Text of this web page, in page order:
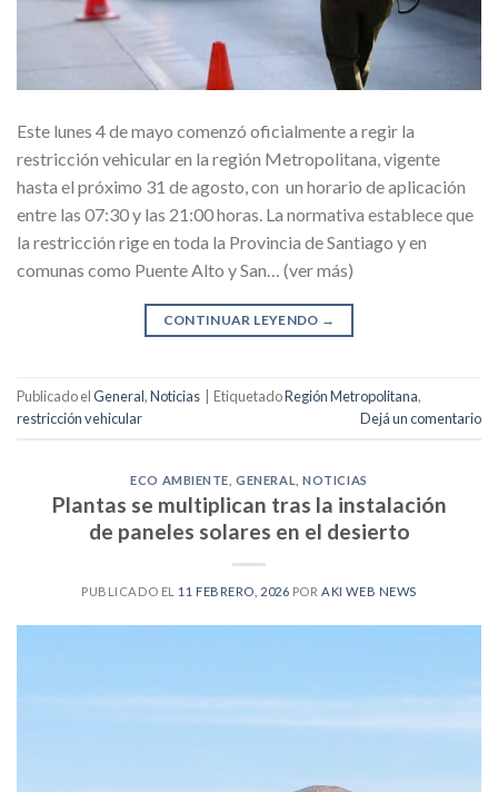
Este lunes 4 de mayo comenzó oficialmente a regir la
restricción vehicular en la región Metropolitana, vigente
hasta el próximo 31 de agosto, con un horario de aplicación
entre las 07:30 y las 21:00 horas. La normativa establece que
la restricción rige en toda la Provincia de Santiago y en
comunas como Puente Alto y San… (ver más)
CONTINUAR LEYENDO →
Publicado elGeneral,Noticias EtiquetadoRegión Metropolitana,
restricción vehicular
Dejá un comentario
ECO AMBIENTE ,GENERAL ,NOTICIAS
Plantas se multiplican tras la instalación
de paneles solares en el desierto
PUBLICADO EL 11 FEBRERO, 2026 PORAKI WEB NEWS